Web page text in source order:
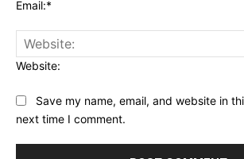
Email:*
Website:
Save my name, email, and website in
next time I comment.